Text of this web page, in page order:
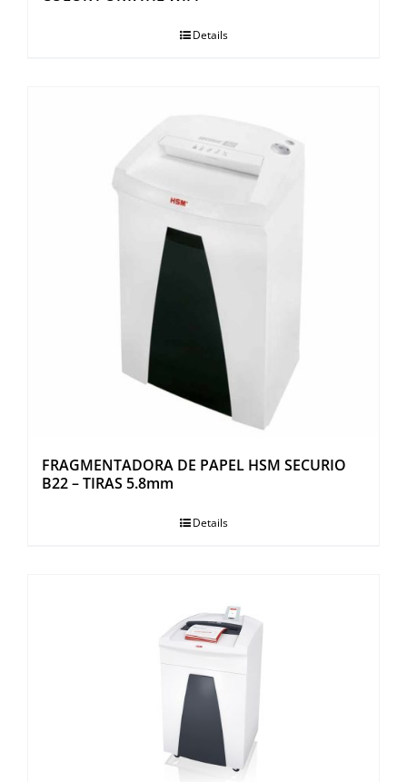
Details
FRAGMENTADORA DE PAPEL HSM SECURIO
B22 – TIRAS 5.8mm
Details